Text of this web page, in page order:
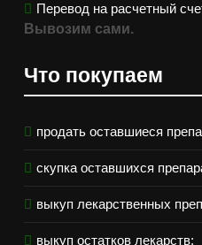
Перевод на расчетный
Вывозим сами.
Что покупаем
продать оставшиеся
скупка оставшихся
выкуп лекарственных
выкуп остатков лекарств;